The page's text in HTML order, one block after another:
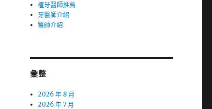
植牙醫師推薦
牙醫師介紹
醫師介紹
彙整
2026 年 8 月
2026 年 7 月